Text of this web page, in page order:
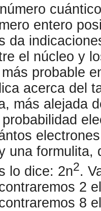
entero
da
el núcleo y
probable
acerca del
más alejada
una formulita,
lo dice: 2n2.
2
8